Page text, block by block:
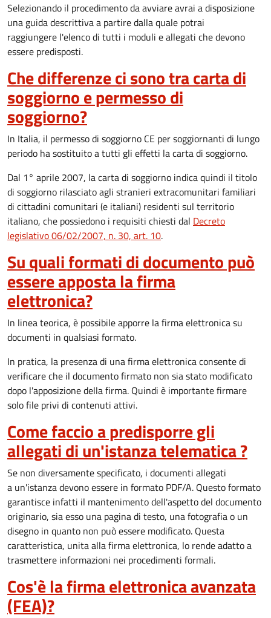
Selezionando il procedimento da avviare avrai a disposizione
una guida descrittiva a partire dalla quale potrai
raggiungere l'elenco di tutti i moduli e allegati che devono
essere predisposti.
Che differenze ci sono tra carta di
soggiorno e permesso di
soggiorno?
In Italia, il permesso di soggiorno CE per soggiornanti di lungo
periodo ha sostituito a tutti gli effetti la carta di soggiorno.
Dal 1° aprile 2007, la carta di soggiorno indica quindi il titolo
di soggiorno rilasciato agli stranieri extracomunitari familiari
di cittadini comunitari (e italiani) residenti sul territorio
italiano, che possiedono i requisiti chiesti dal Decreto
legislativo 06/02/2007, n. 30, art. 10.
Su quali formati di documento può
essere apposta la firma
elettronica?
In linea teorica, è possibile apporre la firma elettronica su
documenti in qualsiasi formato.
In pratica, la presenza di una firma elettronica consente di
verificare che il documento firmato non sia stato modificato
dopo l'apposizione della firma. Quindi è importante firmare
solo file privi di contenuti attivi.
Come faccio a predisporre gli
allegati di un'istanza telematica ?
Se non diversamente specificato, i documenti allegati
a un'istanza devono essere in formato PDF/A. Questo formato
garantisce infatti il mantenimento dell'aspetto del documento
originario, sia esso una pagina di testo, una fotografia o un
disegno in quanto non può essere modificato. Questa
caratteristica, unita alla firma elettronica, lo rende adatto a
trasmettere informazioni nei procedimenti formali.
Cos'è la firma elettronica avanzata
(FEA)?